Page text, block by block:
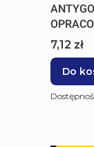
Cena
7,12 zł
Do